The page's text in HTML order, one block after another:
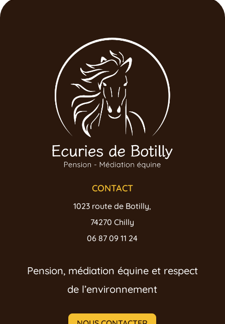
Pension, médiation équine et respect
de l’environnement
CONTACT
1023 route de Botilly,
74270 Chilly
06 87 09 11 24